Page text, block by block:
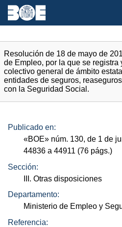
Resolución de 18 de mayo de
de Empleo, por la que se
colectivo general de ámbito
entidades de seguros,
con la Seguridad Social.
Publicado en:
«BOE» núm. 130, de 1 de
44836 a 44911 (76 págs.)
Sección:
III. Otras disposiciones
Departamento:
Ministerio de Empleo y
Referencia: